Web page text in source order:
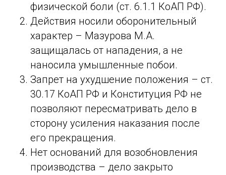
физической боли (ст. 6.1.1 КоАП РФ).
Действия носили оборонительный
характер – Мазурова М.А.
защищалась от нападения, а не
наносила умышленные побои.
Запрет на ухудшение положения – ст.
30.17 КоАП РФ и Конституция РФ не
позволяют пересматривать дело в
сторону усиления наказания после
его прекращения.
Нет оснований для возобновления
производства – дело закрыто